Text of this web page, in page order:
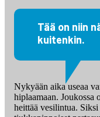
Tää on niin
kuitenkin.
Nykyään aika useaa
hiplaamaan. Joukossa
heittää vesilintua.